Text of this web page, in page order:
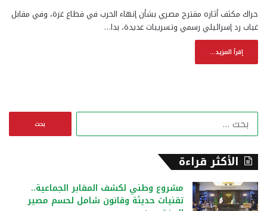
حراك مكثف أثاره مقترح مصري بشأن إنهاء الحرب في قطاع غزة، وفي مقابل
غياب رد إسرائيلي رسمي وتسريبات عديدة، بدا…
إقرأ المزيد...
ن
الأكثر قراءة
مشروع وطني لكشف المقابر الجماعية..
تقنيات حديثة وقانون شامل لحسم مصير